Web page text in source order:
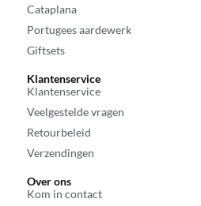
Cataplana
Portugees aardewerk
Giftsets
Klantenservice
Klantenservice
Veelgestelde vragen
Retourbeleid
Verzendingen
Over ons
Kom in contact